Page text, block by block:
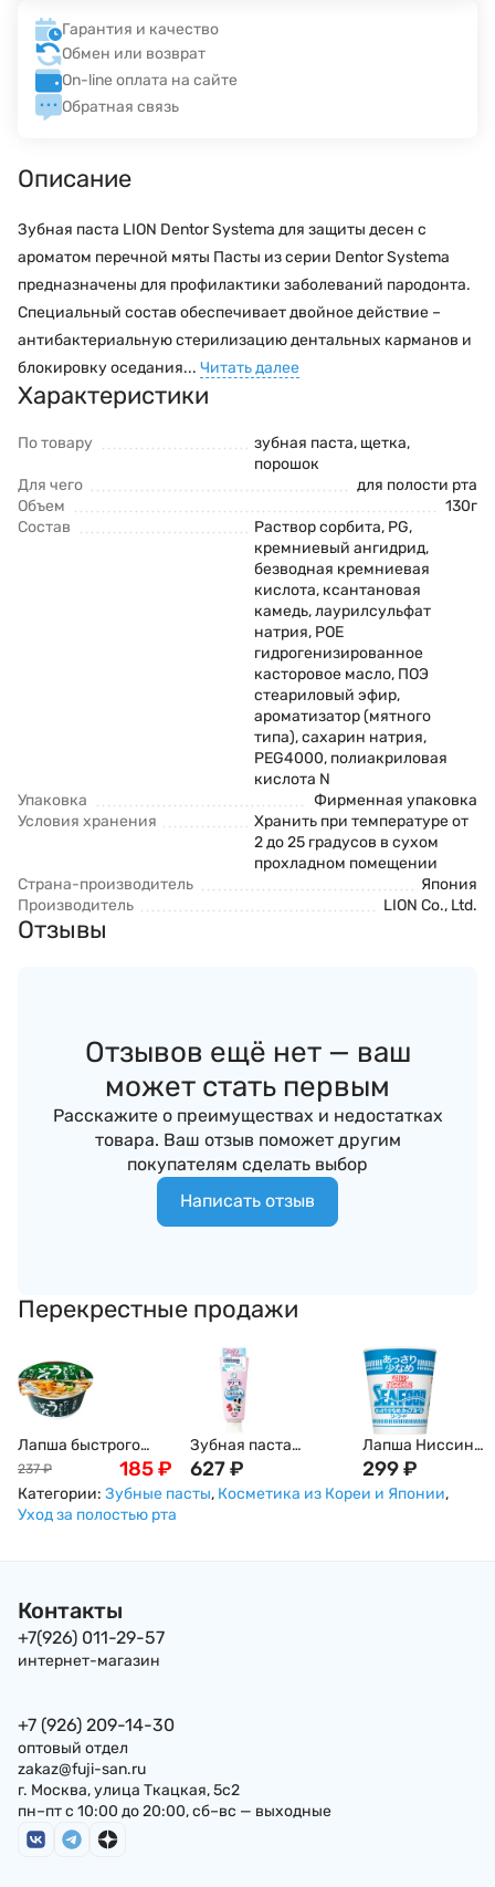
Гарантия и качество
Обмен или возврат
On-line оплата на сайте
Обратная связь
Описание
Зубная паста LION Dentor Systema для защиты десен с
ароматом перечной мяты Пасты из серии Dentor Systema
предназначены для профилактики заболеваний пародонта.
Специальный состав обеспечивает двойное действие –
антибактериальную стерилизацию дентальных карманов и
блокировку оседания... Читать далее
Характеристики
По товару
зубная паста, щетка,
порошок
Для чего
для полости рта
Объем
130г
Состав
Раствор сорбита, PG,
кремниевый ангидрид,
безводная кремниевая
кислота, ксантановая
камедь, лаурилсульфат
натрия, POE
гидрогенизированное
касторовое масло, ПОЭ
стеариловый эфир,
ароматизатор (мятного
типа), сахарин натрия,
PEG4000, полиакриловая
кислота N
Упаковка
Фирменная упаковка
Условия хранения
Хранить при температуре от
2 до 25 градусов в сухом
прохладном помещении
Страна-производитель
Япония
Производитель
LION Co., Ltd.
Отзывы
Отзывов ещё нет — ваш
может стать первым
Расскажите о преимуществах и недостатках
товара. Ваш отзыв поможет другим
покупателям сделать выбор
Написать отзыв
Перекрестные продажи
Лапша быстрого
приготовления
SUNAOSHI удон c
бульоном даси, 80г,
237 ₽ 185₽
Зубная паста
детская Cliniсa Kids
со вкусом
627₽
Лапша Ниссин
Nissin Cup Noodle
Гребешком,
299₽
Категории: Зубные пасты, Косметика из Кореи и Японии,
Уход за полостью рта
Контакты
+7(926) 011-29-57
интернет-магазин
+7 (926) 209-14-30
оптовый отдел
zakaz@fuji-san.ru
г. Москва, улица Ткацкая, 5с2
пн–пт с 10:00 до 20:00, сб–вс — выходные